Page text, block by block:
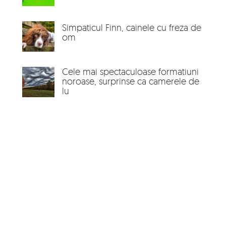
Simpaticul Finn, cainele cu freza de
om
Cele mai spectaculoase formatiuni
noroase, surprinse ca camerele de
lu